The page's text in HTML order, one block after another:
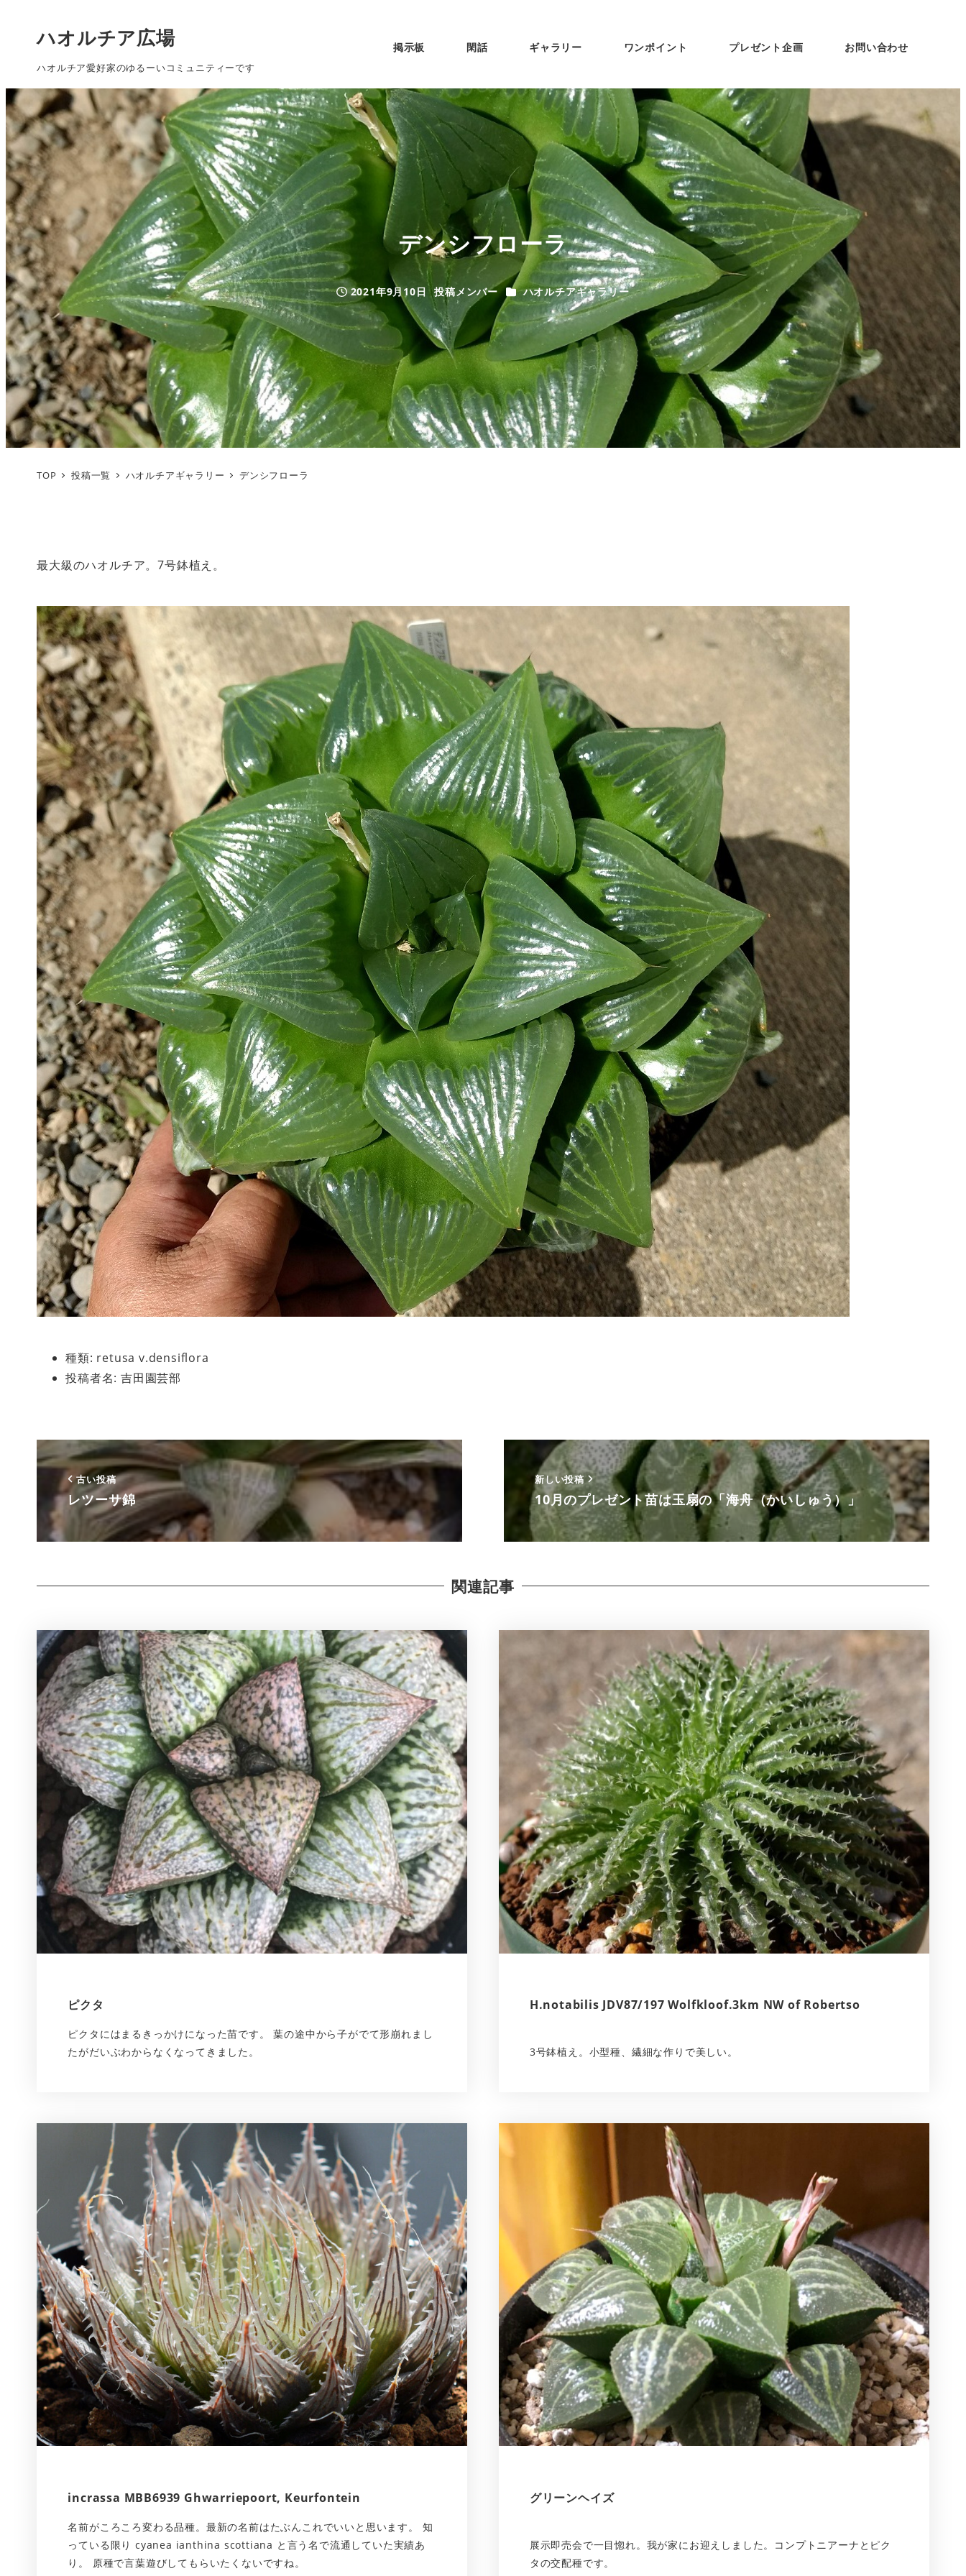
ハオルチア広場
ハオルチア愛好家のゆるーいコミュニティーです
掲示板 閑話 ギャラリー ワンポイント プレゼント企画 お問い合わせ
デンシフローラ
投稿日
2021年9月10日
著
者
投稿メンバー カテゴリー
ハオルチアギャラリー
TOP 投稿一覧 ハオルチアギャラリー デンシフローラ
最大級のハオルチア。7号鉢植え。
種類: retusa v.densiflora
投稿者名: 吉田園芸部
古い投稿
レツーサ錦
新しい投稿
10月のプレゼント苗は玉扇の「海舟（かいしゅう）」
関連記事
ピクタ
ピクタにはまるきっかけになった苗です。 葉の途中から子がでて形崩れまし
たがだいぶわからなくなってきました。
H.notabilis JDV87/197 Wolfkloof.3km NW of Robertso
3号鉢植え。小型種、繊細な作りで美しい。
incrassa MBB6939 Ghwarriepoort, Keurfontein
名前がころころ変わる品種。最新の名前はたぶんこれでいいと思います。 知
っている限り cyanea ianthina scottiana と言う名で流通していた実績あ
り。 原種で言葉遊びしてもらいたくないですね。
グリーンヘイズ
展示即売会で一目惚れ。我が家にお迎えしました。コンプトニアーナとピク
タの交配種です。